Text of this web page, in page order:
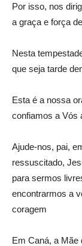
Por isso, nos
a graça e força
Nesta
que seja tarde
Esta é a nossa
confiamos a Vós
Ajude-nos, pai,
ressuscitado,
para sermos
encontrarmos a
coragem
Em Caná, a Mãe